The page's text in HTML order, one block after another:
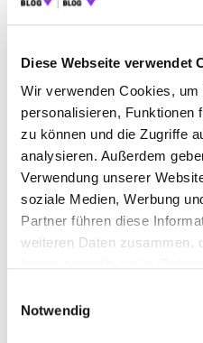
Diese Webseite verwendet
Wir verwenden Cookies,
personalisieren, Funktionen
zu können und die Zugriffe
analysieren. Außerdem
Verwendung unserer
soziale Medien, Werbung
Partner führen diese
weiteren Daten zusammen,
Notwendig
Wir möchten Ihnen die
“Was tun im Trauerfall”
sich ein Bild machen können,
Stunden der Trauer und des
bereits zu Lebzeiten über alle